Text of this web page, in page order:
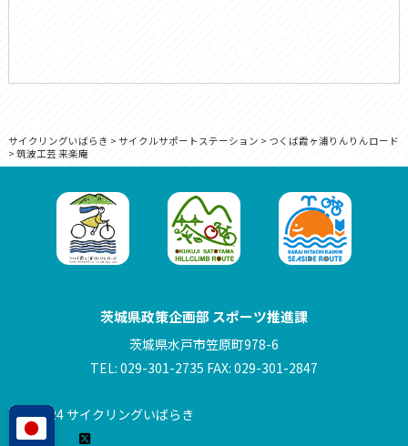
サイクリングいばらき > サイクルサポートステーション > つくば霞ヶ浦りんりんロード
> 筑波工芸 来楽庵
茨城県政策企画部 スポーツ推進課
茨城県水戸市笠原町978-6
TEL: 029-301-2735 FAX: 029-301-2847
© 2024 サイクリングいばらき